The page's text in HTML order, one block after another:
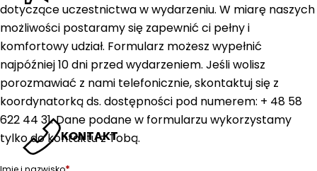
KONTAKT
dotyczące uczestnictwa w wydarzeniu. W miarę naszych
możliwości postaramy się zapewnić ci pełny i
komfortowy udział. Formularz możesz wypełnić
najpóźniej 10 dni przed wydarzeniem. Jeśli wolisz
porozmawiać z nami telefonicznie, skontaktuj się z
koordynatorką ds. dostępności pod numerem: + 48 58
622 44 31. Dane podane w formularzu wykorzystamy
tylko do kontaktu z Tobą.